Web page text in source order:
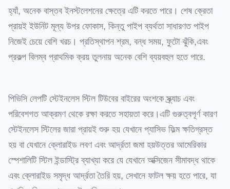
হ্যাঁ, অনেক বাস্তব ইনস্টলেশনের ক্ষেত্রে এটি করতে পারে। শেষ ক্রেতা
প্রায়ই ইউনিট মূল্য উপর ফোকাস, কিন্তু পাইপ ব্যর্থতা সাধারণত পাইপ
নিজেই চেয়ে বেশি খরচ। প্রতিস্থাপন শ্রম, বন্ধ সময়, ফুটো ঝুঁকি,এবং
প্রকল্প বিলম্ব প্রাথমিক ক্রয় তুলনায় অনেক বেশি ব্যয়বহুল হতে পারে.
পিভিসি লেপটি স্টেইনলেস স্টিল টিউবের বাইরের অংশকে স্ক্র্যাচ এবং
পরিবেশগত আক্রমণ থেকে রক্ষা করতে সহায়তা করে।এটি গুরুত্বপূর্ণ কারণ
স্টেইনলেস স্টিলের জারা প্রায়ই শুরু হয় যেখানে প্যাসিভ ফিল্ম ক্ষতিগ্রস্ত
হয় বা যেখানে ক্লোরাইড লবণ এবং আর্দ্রতা জমা হয়উত্তর আমেরিকার
স্পেশালিটি স্টিল ইন্ডাস্ট্রি ব্যাখ্যা করে যে যেখানে অক্সিজেন সীমাবদ্ধ থাকে
এবং ক্লোরাইড সমৃদ্ধ আর্দ্রতা তৈরি হয়, সেখানে ফাটল ক্ষয় হতে পারে, যা